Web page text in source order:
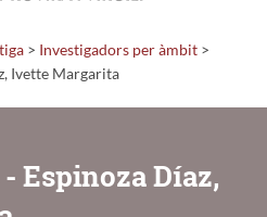
> Investigadors per àmbit >
Ivette Margarita
Espinoza Díaz,